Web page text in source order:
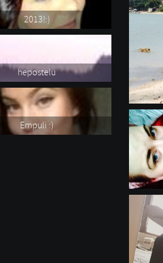
2013!:)
hepostelu
Empuli :)